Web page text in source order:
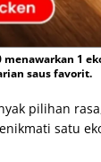
menawarkan 1
saus favorit.
pilihan
satu